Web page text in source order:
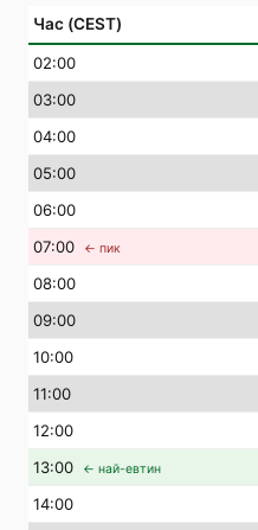
Час (CEST)
02:00
03:00
04:00
05:00
06:00
07:00 ← пик
08:00
09:00
10:00
11:00
12:00
13:00 ← най-евтин
14:00